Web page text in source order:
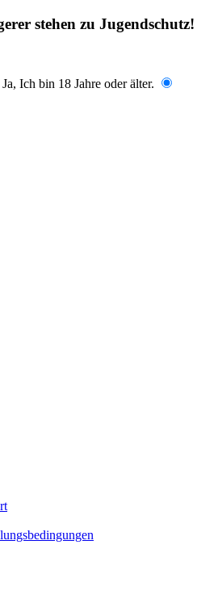
stehen zu Jugendschutz!
Ja, Ich bin 18 Jahre oder älter.